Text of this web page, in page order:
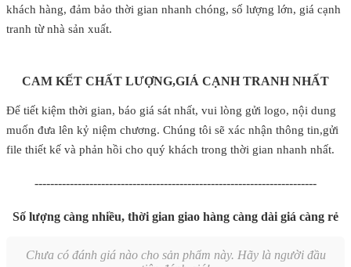
khách hàng, đảm bảo thời gian nhanh chóng, số lượng lớn, giá cạnh
tranh từ nhà sản xuất.
CAM KẾT CHẤT LƯỢNG,GIÁ CẠNH TRANH NHẤT
Để tiết kiệm thời gian, báo giá sát nhất, vui lòng gửi logo, nội dung
muốn đưa lên kỷ niệm chương. Chúng tôi sẽ xác nhận thông tin,gửi
file thiết kế và phản hồi cho quý khách trong thời gian nhanh nhất.
------------------------------------------------------------------------
Số lượng càng nhiều, thời gian giao hàng càng dài giá càng rẻ
Chưa có đánh giá nào cho sản phẩm này. Hãy là người đầu